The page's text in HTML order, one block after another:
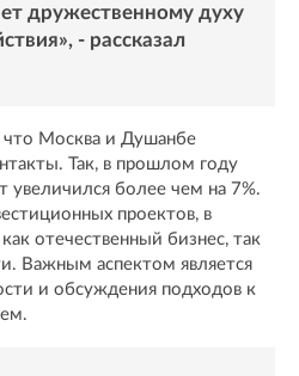
дружественному духу
- рассказал
что Москва и Душанбе
Так, в прошлом году
более чем на 7%.
проектов, в
отечественный бизнес, так
Важным аспектом является
и обсуждения подходов к